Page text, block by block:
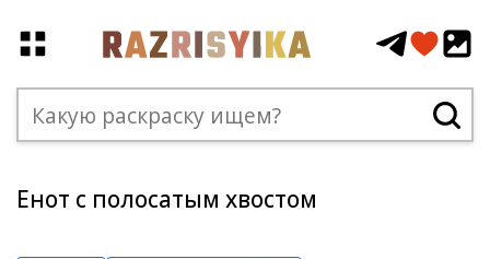
Енот с полосатым хвостом